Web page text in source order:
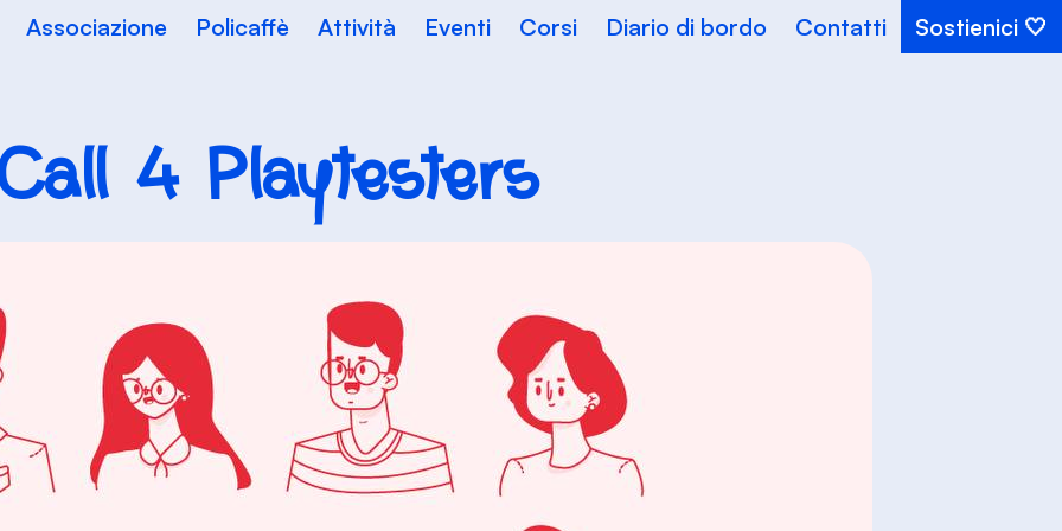
Associazione Policaffè Attività Eventi Corsi Diario di bordo Contatti Sostienici
4 Playtesters